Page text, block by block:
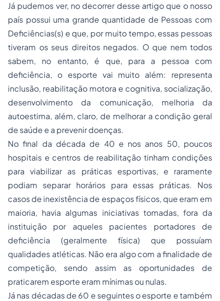
Já pudemos ver, no decorrer desse artigo que o nosso
país possui uma grande quantidade de Pessoas com
Deficiências(s) e que, por muito tempo, essas pessoas
tiveram os seus direitos negados. O que nem todos
sabem, no entanto, é que, para a pessoa com
deficiência, o esporte vai muito além: representa
inclusão, reabilitação motora e cognitiva, socialização,
desenvolvimento da comunicação, melhoria da
autoestima, além, claro, de melhorar a condição geral
de saúde e a prevenir doenças.
No final da década de 40 e nos anos 50, poucos
hospitais e centros de reabilitação tinham condições
para viabilizar as práticas esportivas, e raramente
podiam separar horários para essas práticas. Nos
casos de inexistência de espaços físicos, que eram em
maioria, havia algumas iniciativas tomadas, fora da
instituição por aqueles pacientes portadores de
deficiência (geralmente física) que possuíam
qualidades atléticas. Não era algo com a finalidade de
competição, sendo assim as oportunidades de
praticarem esporte eram mínimas ou nulas.
Já nas décadas de 60 e seguintes o esporte e também